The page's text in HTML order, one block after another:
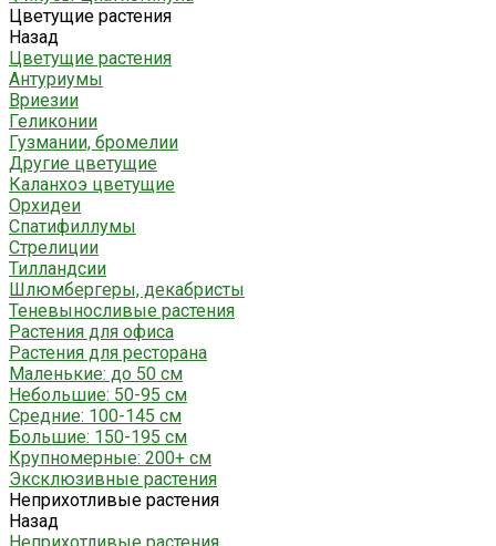
Цветущие растения
Назад
Цветущие растения
Антуриумы
Вриезии
Геликонии
Гузмании, бромелии
Другие цветущие
Каланхоэ цветущие
Орхидеи
Спатифиллумы
Стрелиции
Тилландсии
Шлюмбергеры, декабристы
Теневыносливые растения
Растения для офиса
Растения для ресторана
Маленькие: до 50 см
Небольшие: 50-95 см
Средние: 100-145 см
Большие: 150-195 см
Крупномерные: 200+ см
Эксклюзивные растения
Неприхотливые растения
Назад